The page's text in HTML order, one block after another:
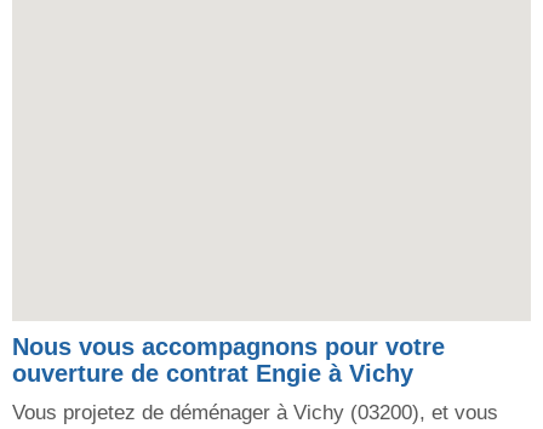
Nous vous accompagnons pour votre
ouverture de contrat Engie à Vichy
Vous projetez de déménager à Vichy (03200), et vous